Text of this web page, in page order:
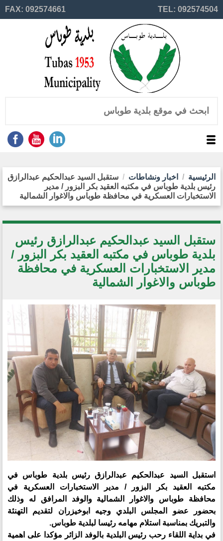
FAX: 092574661 TEL: 092574504
الرئيسية اخبار ونشاطات
ستقبل السيد عبدالحكيم عبدالرازق
رئيس بلدية طوباس في مكتبه العقيد بكر البزور / مدير
الاستخبارات العسكرية في محافظة طوباس والاغوار الشمالية
ستقبل السيد عبدالحكيم عبدالرازق رئيس
بلدية طوباس في مكتبه العقيد بكر البزور /
مدير الاستخبارات العسكرية في محافظة
طوباس والاغوار الشمالية
استقبل السيد عبدالحكيم عبدالرازق رئيس بلدية طوباس في
مكتبه العقيد بكر البزور / مدير الاستخبارات العسكرية في
محافظة طوباس والاغوار الشمالية والوفد المرافق له وذلك
بحضور عضو المجلس البلدي وجيه ابوخيزران لتقديم التهنئة
والتبريك بمناسبة استلام مهامه رئيسا لبلدية طوباس.
في بداية اللقاء رحب رئيس البلدية بالوفد الزائر مؤكدا على اهمية